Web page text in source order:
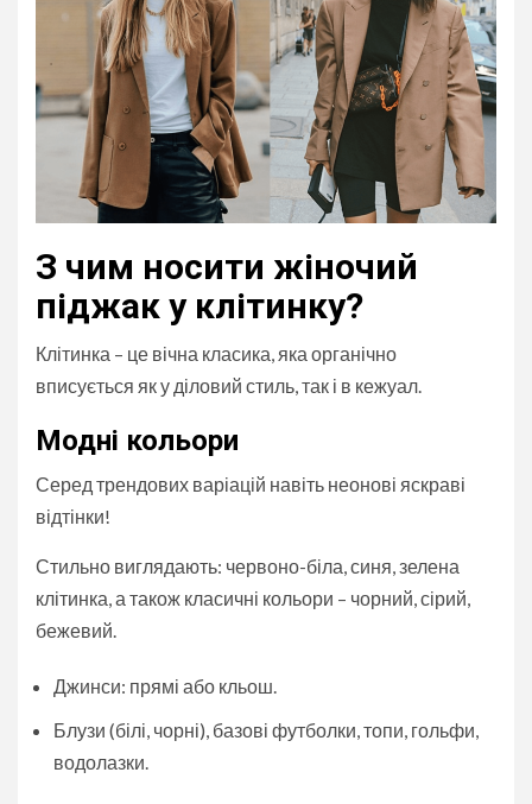
З чим носити жіночий
піджак у клітинку?
Клітинка – це вічна класика, яка органічно
вписується як у діловий стиль, так і в кежуал.
Модні кольори
Серед трендових варіацій навіть неонові яскраві
відтінки!
Стильно виглядають: червоно-біла, синя, зелена
клітинка, а також класичні кольори – чорний, сірий,
бежевий.
Джинси: прямі або кльош.
Блузи (білі, чорні), базові футболки, топи, гольфи,
водолазки.